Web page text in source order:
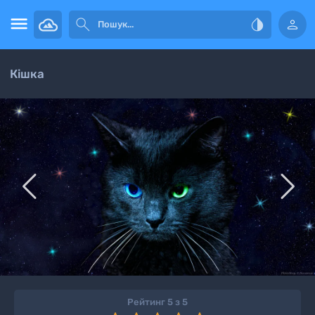
   
Кішка
 
Рейтинг 5 з 5